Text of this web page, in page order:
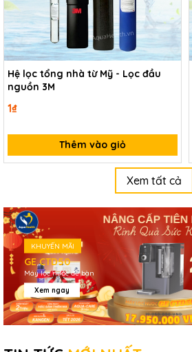
Hệ lọc tổng nhà từ Mỹ - Lọc đầu
nguồn 3M
1₫
Thêm vào giỏ
Xem tất cả
KHUYẾN MÃI
GE CTD50
Máy lọc nước để bàn
Xem ngay